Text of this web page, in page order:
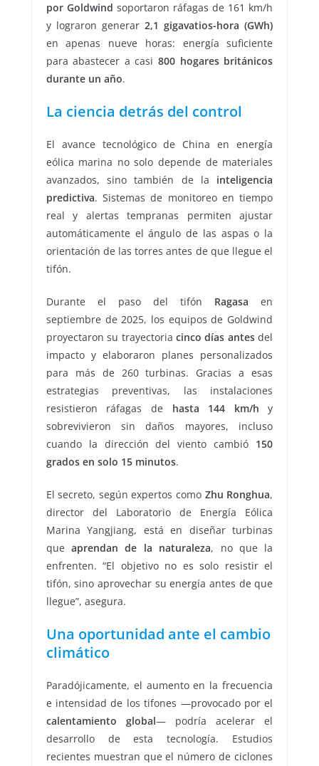
por Goldwind soportaron ráfagas de 161 km/h
y lograron generar2,1 gigavatios-hora (GWh)
en apenas nueve horas: energía suficiente
para abastecer a casi800 hogares británicos
durante un año.
La ciencia detrás del control
El avance tecnológico de China en energía
eólica marina no solo depende de materiales
avanzados, sino también de la inteligencia
predictiva. Sistemas de monitoreo en tiempo
real y alertas tempranas permiten ajustar
automáticamente el ángulo de las aspas o la
orientación de las torres antes de que llegue el
tifón.
Durante el paso del tifón Ragasa en
septiembre de 2025, los equipos de Goldwind
proyectaron su trayectoria cinco días antesdel
impacto y elaboraron planes personalizados
para más de 260 turbinas. Gracias a esas
estrategias preventivas, las instalaciones
resistieron ráfagas de hasta 144 km/h y
sobrevivieron sin daños mayores, incluso
cuando la dirección del viento cambió 150
grados en solo 15 minutos.
El secreto, según expertos como Zhu Ronghua,
director del Laboratorio de Energía Eólica
Marina Yangjiang, está en diseñar turbinas
queaprendan de la naturaleza, no que la
enfrenten. “El objetivo no es solo resistir el
tifón, sino aprovechar su energía antes de que
llegue”, asegura.
Una oportunidad ante el cambio
climático
Paradójicamente, el aumento en la frecuencia
e intensidad de los tifones —provocado por el
calentamiento global— podría acelerar el
desarrollo de esta tecnología. Estudios
recientes muestran que el número de ciclones